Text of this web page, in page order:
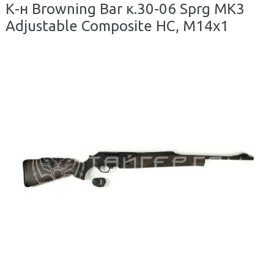
К-н Browning Вar к.30-06 Sprg MK3
Adjustable Composite HC, M14x1